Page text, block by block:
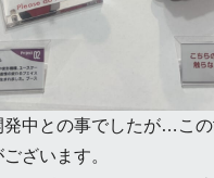
発中との事でしたが…こ
ざいます。